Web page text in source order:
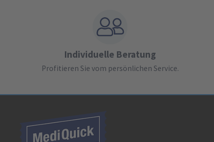
Individuelle Beratung
Profitieren Sie vom persönlichen Service.